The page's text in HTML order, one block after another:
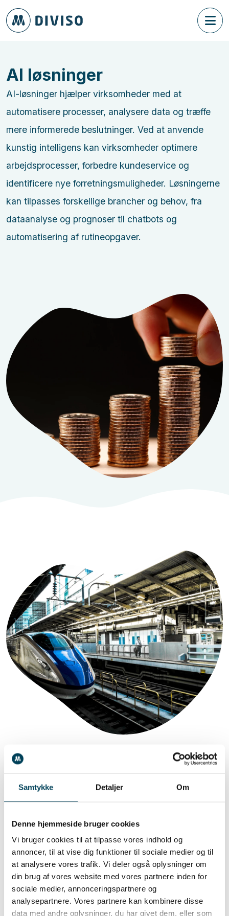
Samtykke Detaljer Om
Denne hjemmeside bruger cookies
Vi bruger cookies til at tilpasse vores indhold og
annoncer, til at vise dig funktioner til sociale medier og til
at analysere vores trafik. Vi deler også oplysninger om
din brug af vores website med vores partnere inden for
sociale medier, annonceringspartnere og
analysepartnere. Vores partnere kan kombinere disse
data med andre oplysninger, du har givet dem, eller som
AI løsninger
AI-løsninger hjælper virksomheder med at
automatisere processer, analysere data og træffe
mere informerede beslutninger. Ved at anvende
kunstig intelligens kan virksomheder optimere
arbejdsprocesser, forbedre kundeservice og
identificere nye forretningsmuligheder. Løsningerne
kan tilpasses forskellige brancher og behov, fra
dataanalyse og prognoser til chatbots og
automatisering af rutineopgaver.
AI løsninger til virksomheder
for at forbedre effektivitet og beslutningstagning.
og identificere mønstre, som hjælper med at
forudsige kundeadfærd eller optimere lagerstyring.
AI-baserede chatbots kan forbedre kundeservice
ved at besvare spørgsmål hurtigt og døgnet rundt,
mens automatiserede systemer kan håndtere